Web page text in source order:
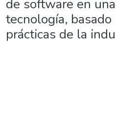
de software en
tecnología,
prácticas de la